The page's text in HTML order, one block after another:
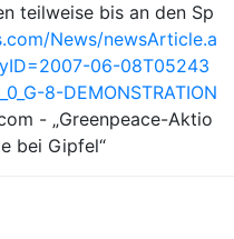
teilweise bis an den Sp
News/newsArticle.a
06-08T05243
8-DEMONSTRATION
- „Greenpeace-Aktio
bei Gipfel“